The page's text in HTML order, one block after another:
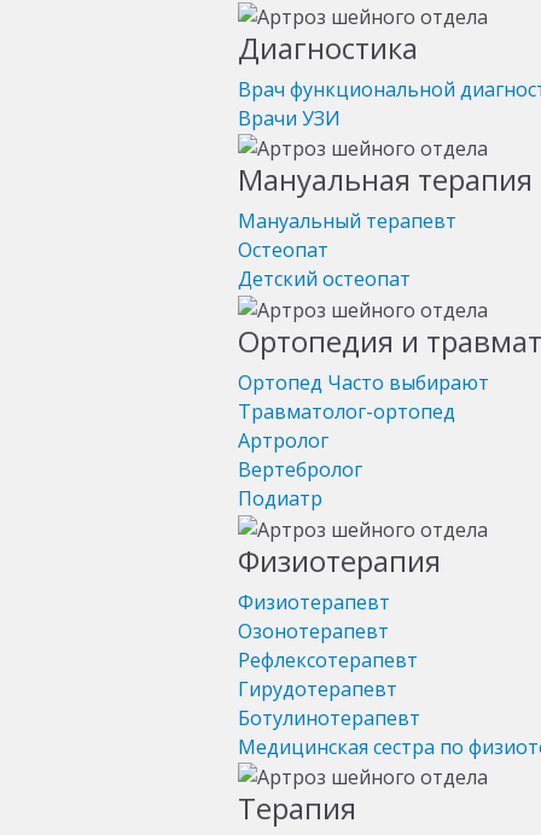
Диагностика
Врач функциональной
Врачи УЗИ
Мануальная терапия
Мануальный терапевт
Остеопат
Детский остеопат
Ортопедия и
Ортопед Часто выбирают
Травматолог-ортопед
Артролог
Вертебролог
Подиатр
Физиотерапия
Физиотерапевт
Озонотерапевт
Рефлексотерапевт
Гирудотерапевт
Ботулинотерапевт
Медицинская сестра по
Терапия